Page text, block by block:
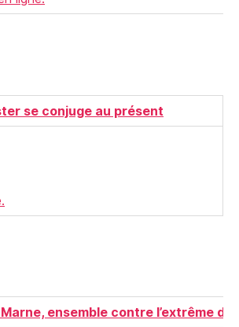
se conjuge au présent
ensemble contre l’extrême